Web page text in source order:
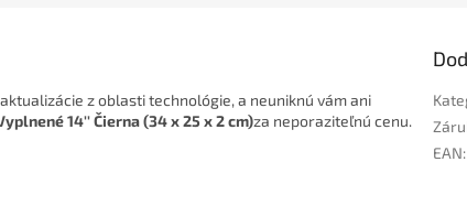
z oblasti technológie, a neuniknú vám ani
14'' Čierna (34 x 25 x 2 cm)za neporaziteľnú cenu.
EAN: